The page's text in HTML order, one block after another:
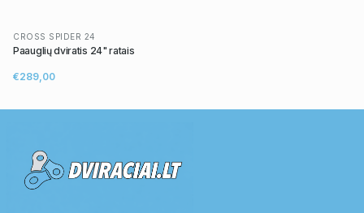
CROSS SPIDER 24
Paauglių dviratis 24" ratais
€289,00